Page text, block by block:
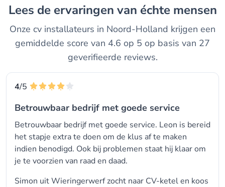
Lees de ervaringen van échte mensen
Onze cv installateurs in Noord-Holland krijgen een
gemiddelde score van 4.6 op 5 op basis van 27
geverifieerde reviews.
4/5
Betrouwbaar bedrijf met goede service
Betrouwbaar bedrijf met goede service. Leon is bereid
het stapje extra te doen om de klus af te maken
indien benodigd. Ook bij problemen staat hij klaar om
je te voorzien van raad en daad.
Simon uit Wieringerwerf zocht naar CV-ketel en koos